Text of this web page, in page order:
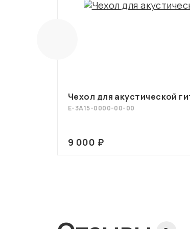
Чехол для акустической
E-3А15-0000-00-00
9 000 ₽